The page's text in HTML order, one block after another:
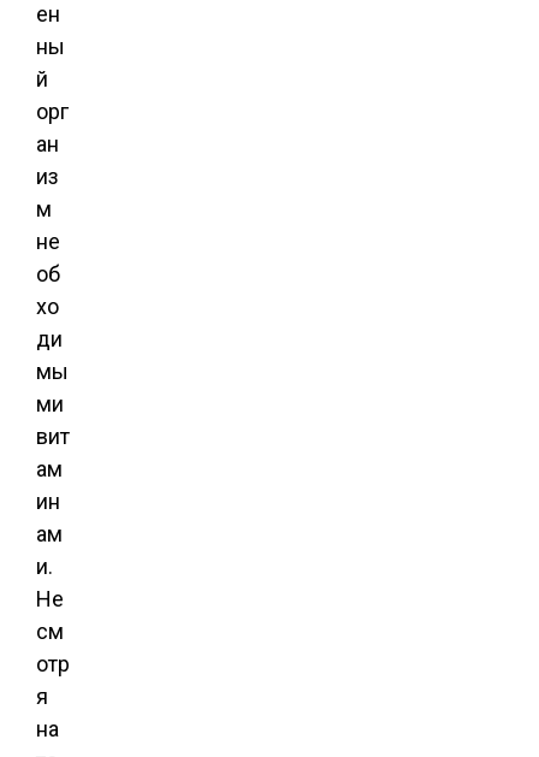
ен
ны
й
орг
ан
из
м
не
об
хо
ди
мы
ми
вит
ам
ин
ам
и.
Не
см
отр
я
на